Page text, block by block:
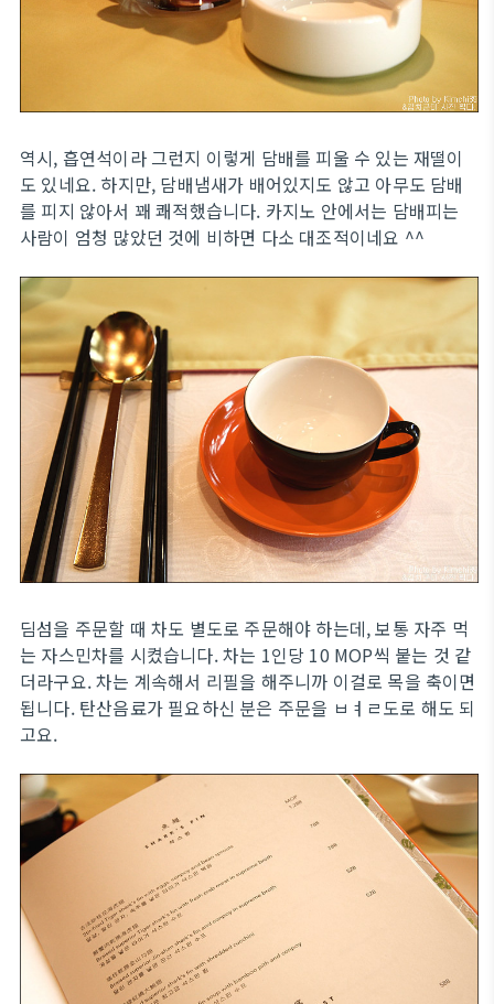
역시, 흡연석이라 그런지 이렇게 담배를 피울 수 있는 재떨이
도 있네요. 하지만, 담배냄새가 배어있지도 않고 아무도 담배
를 피지 않아서 꽤 쾌적했습니다. 카지노 안에서는 담배피는
사람이 엄청 많았던 것에 비하면 다소 대조적이네요 ^^
딤섬을 주문할 때 차도 별도로 주문해야 하는데, 보통 자주 먹
는 자스민차를 시켰습니다. 차는 1인당 10 MOP씩 붙는 것 같
더라구요. 차는 계속해서 리필을 해주니까 이걸로 목을 축이면
됩니다. 탄산음료가 필요하신 분은 주문을 ㅂㅕㄹ도로 해도 되
고요.